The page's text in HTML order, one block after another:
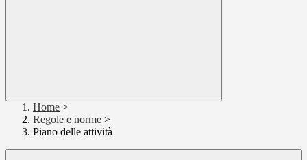
Home >
Regole e norme >
Piano delle attività